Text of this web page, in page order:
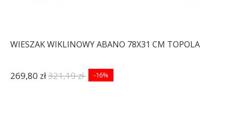
WIESZAK WIKLINOWY ABANO 78X31 CM TOPOLA
269,80 zł321,19 zł -16%